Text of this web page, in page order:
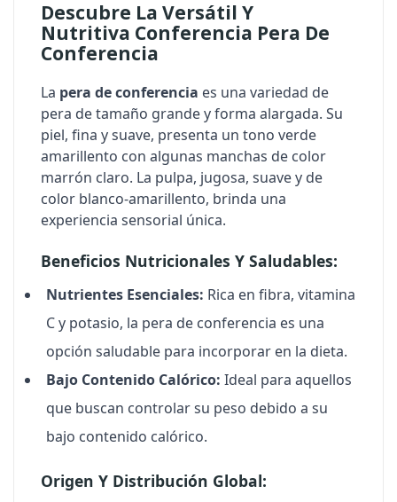
Descubre La Versátil Y
Nutritiva Conferencia Pera De
Conferencia
La pera de conferencia es una variedad de
pera de tamaño grande y forma alargada. Su
piel, fina y suave, presenta un tono verde
amarillento con algunas manchas de color
marrón claro. La pulpa, jugosa, suave y de
color blanco-amarillento, brinda una
experiencia sensorial única.
Beneficios Nutricionales Y Saludables:
Nutrientes Esenciales: Rica en fibra, vitamina
C y potasio, la pera de conferencia es una
opción saludable para incorporar en la dieta.
Bajo Contenido Calórico: Ideal para aquellos
que buscan controlar su peso debido a su
bajo contenido calórico.
Origen Y Distribución Global: